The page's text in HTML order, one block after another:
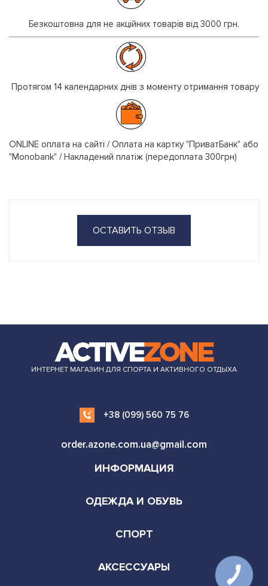
Безкоштовна для не акційних товарів від 3000 грн.
Протягом 14 календарних днів з моменту отримання товару
ONLINE оплата на сайті / Оплата на картку "ПриватБанк" або
"Monobank" / Накладений платіж (передоплата 300грн)
ОСТАВИТЬ ОТЗЫВ
ИНТЕРНЕТ МАГАЗИН ДЛЯ СПОРТА И АКТИВНОГО ОТДЫХА
+38 (099) 560 75 76
order.azone.com.ua@gmail.com
ИНФОРМАЦИЯ
ОДЕЖДА И ОБУВЬ
СПОРТ
АКСЕССУАРЫ